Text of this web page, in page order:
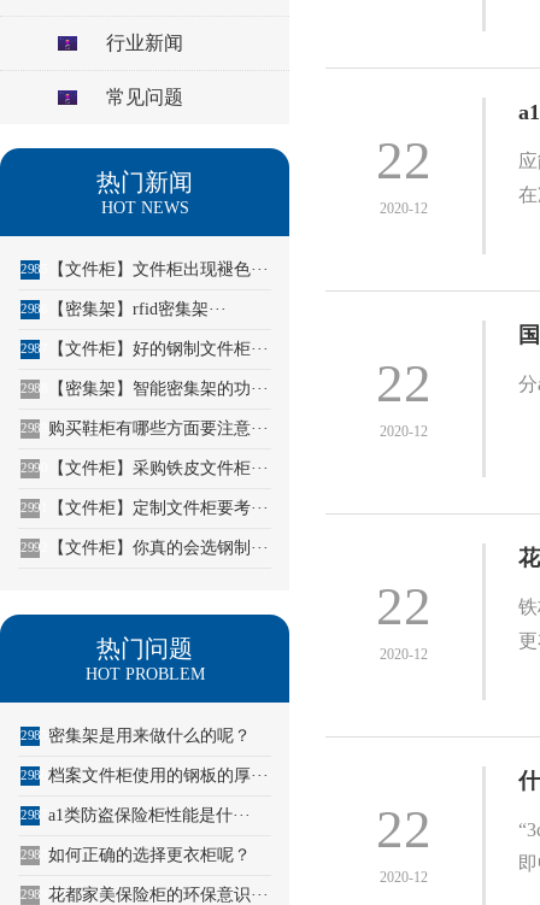
行业新闻
常见问题
热门新闻
HOT NEWS
2985 【文件柜】文件柜出现褪色···
2986 【密集架】rfid密集架···
2987 【文件柜】好的钢制文件柜···
2988 【密集架】智能密集架的功···
2989 购买鞋柜有哪些方面要注意···
2990 【文件柜】采购铁皮文件柜···
2991 【文件柜】定制文件柜要考···
2992 【文件柜】你真的会选钢制···
热门问题
HOT PROBLEM
2985 密集架是用来做什么的呢？
2986 档案文件柜使用的钢板的厚···
2987 a1类防盗保险柜性能是什···
2988 如何正确的选择更衣柜呢？
2989 花都家美保险柜的环保意识···
22
2020-12
22
2020-12
分
22
2020-12
22
2020-12